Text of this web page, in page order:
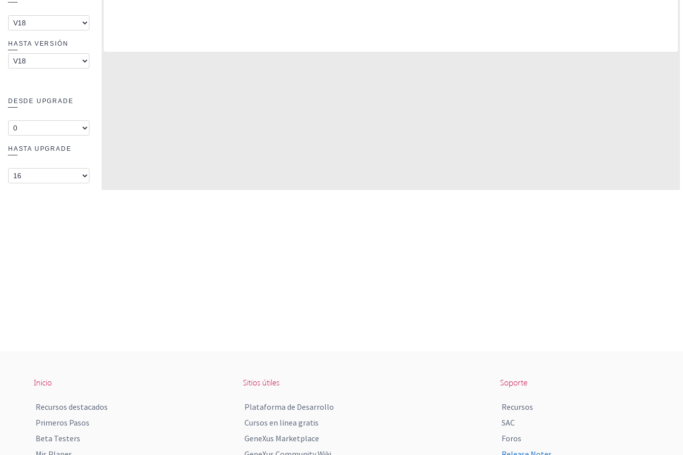
Inicio
Recursos destacados
Primeros Pasos
Beta Testers
Sitios útiles
Plataforma de Desarrollo
Cursos en línea gratis
GeneXus Marketplace
Soporte
Recursos
SAC
Foros